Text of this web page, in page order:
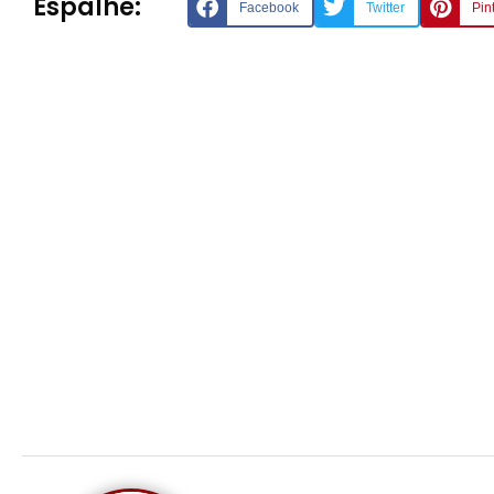
Espalhe: Facebook Twitter